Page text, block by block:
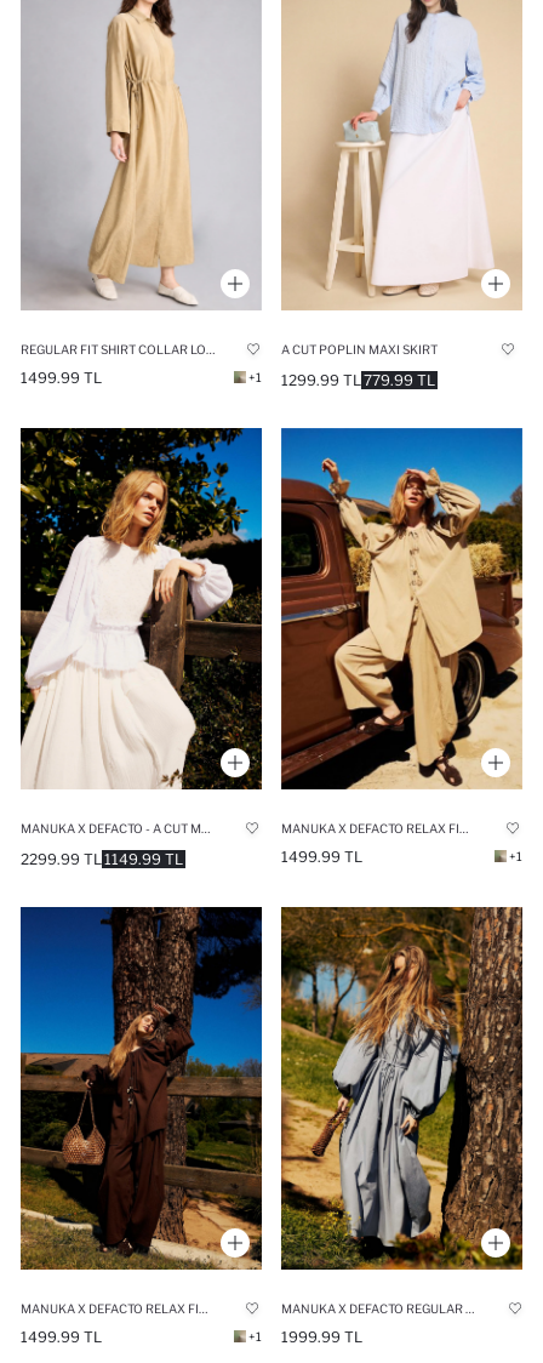
1499.99 TL +1
A CUT POPLIN MAXI SKIRT
779.99 TL
1299.99 TL
MANUKA X DEFACTO - A CUT MUSLIN MAXI SKIRT
1149.99 TL
2299.99 TL 1499.99 TL +1
1499.99 TL +1 1999.99 TL